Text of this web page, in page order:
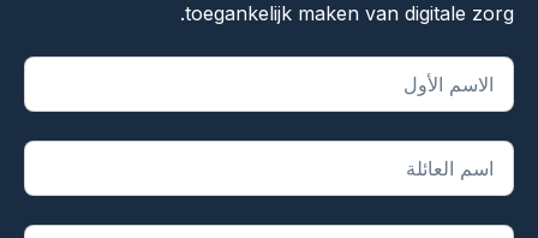
toegankelijk maken van digitale zorg.
يشير "*" إلى الحقول المطلوبة